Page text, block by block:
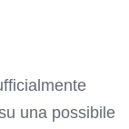
una possibile